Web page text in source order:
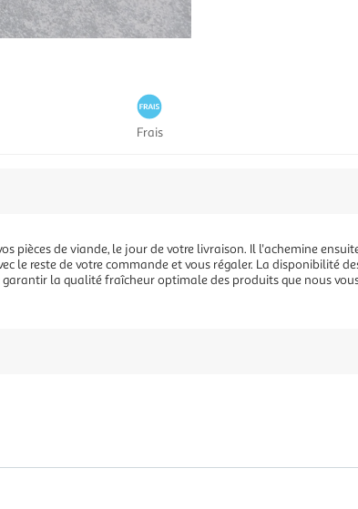
Frais
pièces de viande, le jour de votre livraison. Il l'achemine
le reste de votre commande et vous régaler. La disponibilité
la qualité fraîcheur optimale des produits que nous